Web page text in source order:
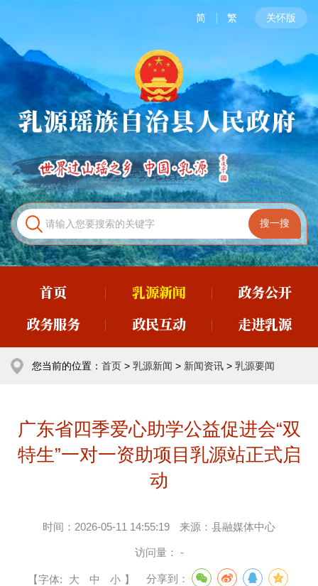
简 繁 关怀版
首页 乳源新闻
政务公开
政务服务
政民互动 走进乳源
您当前的位置： 首页 > 乳源新闻 > 新闻资讯 > 乳源要闻
广东省四季爱心助学公益促进会“双
特生”一对一资助项目乳源站正式启
动
时间： 2026-05-11 14:55:19 来源： 县融媒体中心
访问量： -
【字体: 大 中 小 】 分享到：